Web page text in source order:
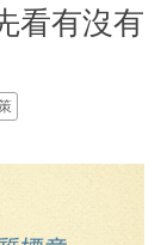
看有沒有